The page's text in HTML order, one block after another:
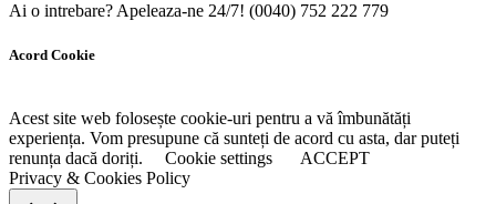
Ai o intrebare? Apeleaza-ne 24/7! (0040) 752 222 779
Acord Cookie
Acest site web folosește cookie-uri pentru a vă îmbunătăți
experiența. Vom presupune că sunteți de acord cu asta, dar puteți
renunța dacă doriți.
Cookie settings
ACCEPT
Privacy & Cookies Policy